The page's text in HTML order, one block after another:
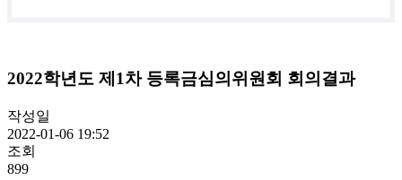
2022학년도 제1차 등록금심의위원회 회의결과
작성일
2022-01-06 19:52
조회
899